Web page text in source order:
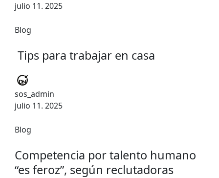
julio 11. 2025
Blog
Tips para trabajar en casa
sos_admin
julio 11. 2025
Blog
Competencia por talento humano
“es feroz”, según reclutadoras